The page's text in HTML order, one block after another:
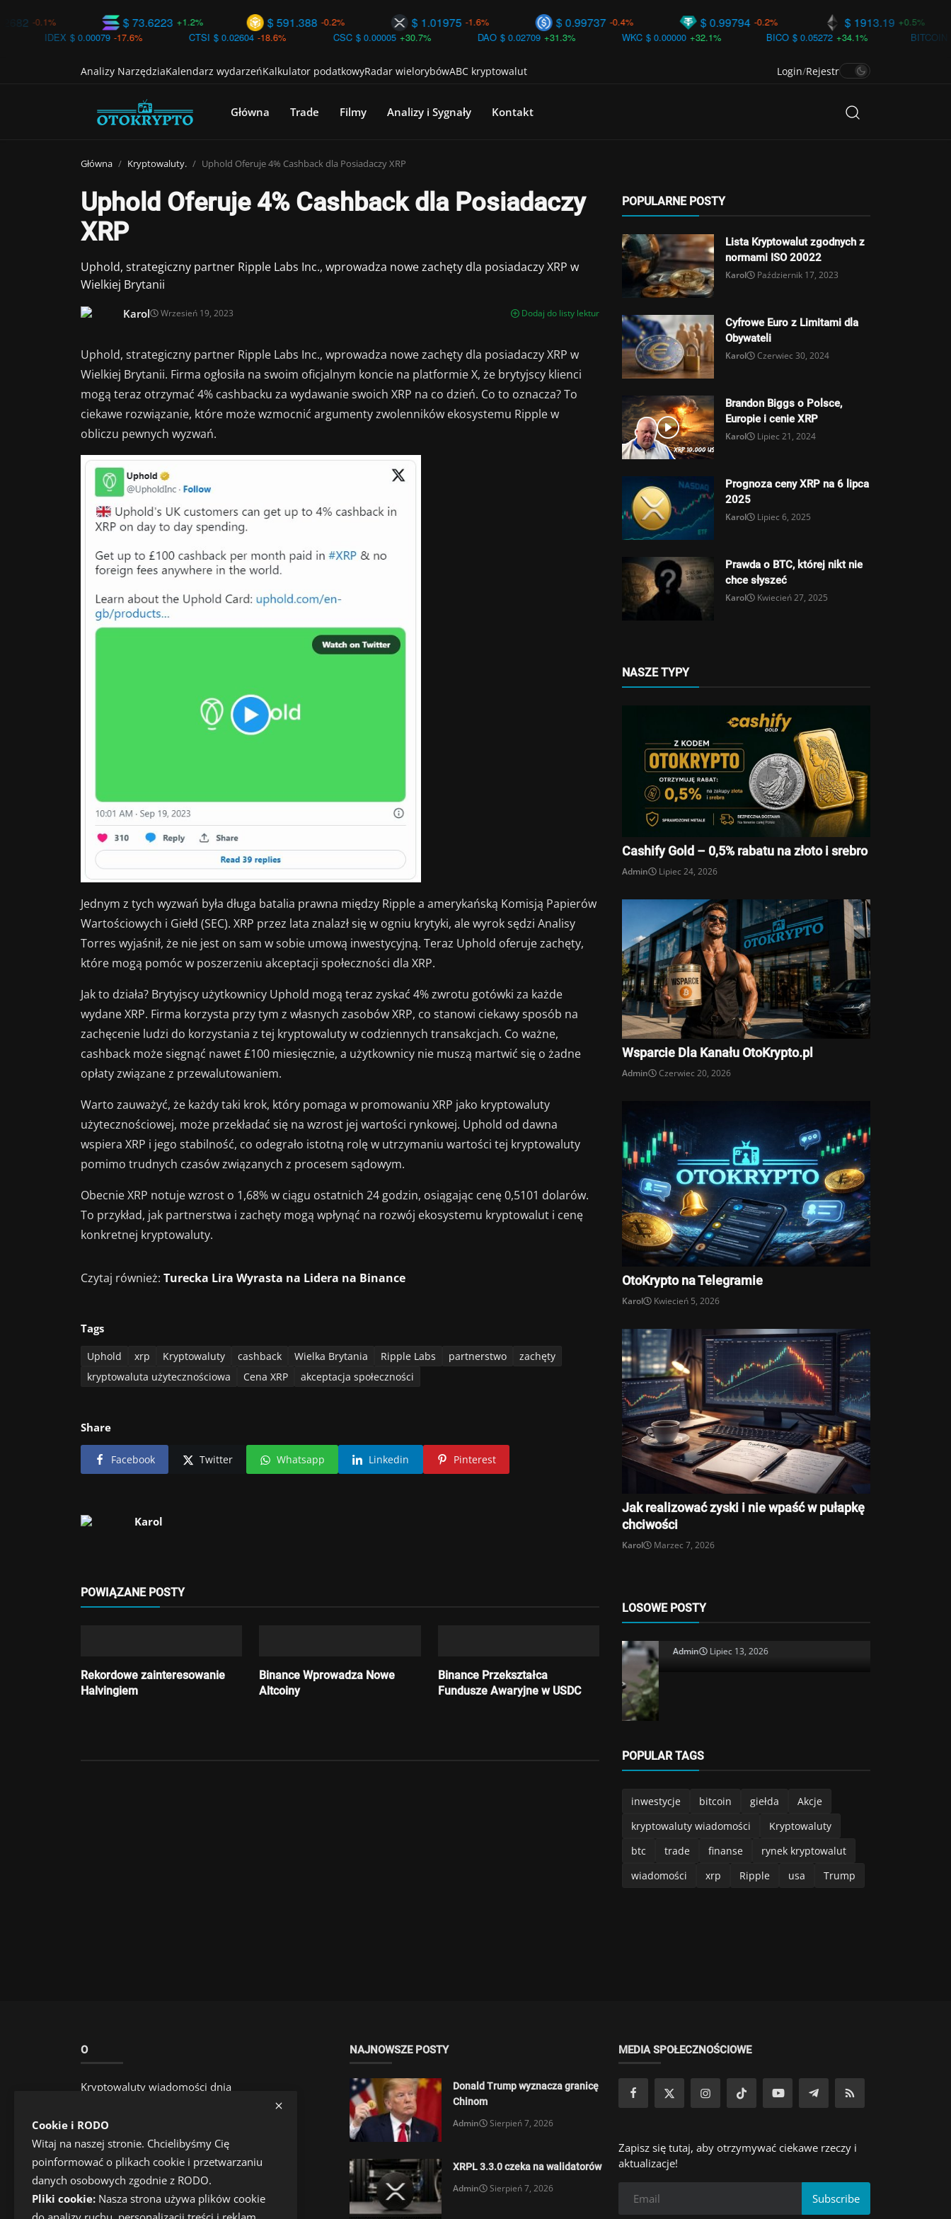
$ 1913.19 +0.5%
$ 0.99794 -0.2%
$ 0.99737 -0.4%
$ 1.01975 -1.6%
$ 591.388 -0.2%
$ 73.6223 +1.2%
BITCOIN
$ 0.01788
BICO $ 0.05272 +34.1%
WKC $ 0.00000 +32.1%
DAO $ 0.02709 +31.3%
CSC $ 0.00005 +30.7%
CTSI $ 0.02604 -18.6%
$ 0.00079 -17.6%
Analizy NarzędziaKalendarz wydarzeńKalkulator podatkowyRadar wielorybówABC kryptowalut Login/Rejestr
Główna Trade Filmy Analizy i Sygnały Kontakt
Główna Kryptowaluty. Uphold Oferuje 4% Cashback dla Posiadaczy XRP
Uphold Oferuje 4% Cashback dla Posiadaczy
XRP
Uphold, strategiczny partner Ripple Labs Inc., wprowadza nowe zachęty dla posiadaczy XRP w
Wielkiej Brytanii
Karol Wrzesień 19, 2023 Dodaj do listy lektur
Uphold, strategiczny partner Ripple Labs Inc., wprowadza nowe zachęty dla posiadaczy XRP w
Wielkiej Brytanii. Firma ogłosiła na swoim oficjalnym koncie na platformie X, że brytyjscy klienci
mogą teraz otrzymać 4% cashbacku za wydawanie swoich XRP na co dzień. Co to oznacza? To
ciekawe rozwiązanie, które może wzmocnić argumenty zwolenników ekosystemu Ripple w
obliczu pewnych wyzwań.
Jednym z tych wyzwań była długa batalia prawna między Ripple a amerykańską Komisją Papierów
Wartościowych i Giełd (SEC). XRP przez lata znalazł się w ogniu krytyki, ale wyrok sędzi Analisy
Torres wyjaśnił, że nie jest on sam w sobie umową inwestycyjną. Teraz Uphold oferuje zachęty,
które mogą pomóc w poszerzeniu akceptacji społeczności dla XRP.
Jak to działa? Brytyjscy użytkownicy Uphold mogą teraz zyskać 4% zwrotu gotówki za każde
wydane XRP. Firma korzysta przy tym z własnych zasobów XRP, co stanowi ciekawy sposób na
zachęcenie ludzi do korzystania z tej kryptowaluty w codziennych transakcjach. Co ważne,
cashback może sięgnąć nawet £100 miesięcznie, a użytkownicy nie muszą martwić się o żadne
opłaty związane z przewalutowaniem.
Warto zauważyć, że każdy taki krok, który pomaga w promowaniu XRP jako kryptowaluty
użytecznościowej, może przekładać się na wzrost jej wartości rynkowej. Uphold od dawna
wspiera XRP i jego stabilność, co odegrało istotną rolę w utrzymaniu wartości tej kryptowaluty
pomimo trudnych czasów związanych z procesem sądowym.
Obecnie XRP notuje wzrost o 1,68% w ciągu ostatnich 24 godzin, osiągając cenę 0,5101 dolarów.
To przykład, jak partnerstwa i zachęty mogą wpłynąć na rozwój ekosystemu kryptowalut i cenę
konkretnej kryptowaluty.
Czytaj również: Turecka Lira Wyrasta na Lidera na Binance
Tags
Uphold xrp Kryptowaluty cashback Wielka Brytania Ripple Labs partnerstwo
zachęty
kryptowaluta użytecznościowa
Cena XRP akceptacja społeczności
Share
Facebook Twitter Whatsapp Linkedin Pinterest
Karol
POWIĄZANE POSTY
Rekordowe zainteresowanie
Halvingiem
Binance Wprowadza Nowe
Altcoiny
Binance Przekształca
Fundusze Awaryjne w USDC
POPULARNE POSTY
Lista Kryptowalut zgodnych z
normami ISO 20022
Karol Październik 17, 2023
Cyfrowe Euro z Limitami dla
Obywateli
Karol Czerwiec 30, 2024
Brandon Biggs o Polsce,
Europie i cenie XRP
Karol Lipiec 21, 2024
Prognoza ceny XRP na 6 lipca
2025
Karol Lipiec 6, 2025
Prawda o BTC, której nikt nie
chce słyszeć
Karol Kwiecień 27, 2025
NASZE TYPY
Cashify Gold – 0,5% rabatu na złoto i srebro
Admin Lipiec 24, 2026
Wsparcie Dla Kanału OtoKrypto.pl
Admin Czerwiec 20, 2026
OtoKrypto na Telegramie
Karol Kwiecień 5, 2026
Jak realizować zyski i nie wpaść w pułapkę
chciwości
Karol Marzec 7, 2026
LOSOWE POSTY
Kryptowaluty
POPULAR TAGS
inwestycje bitcoin
btc
trade finanse
rynek kryptowalut
wiadomości
xrp Ripple usa Trump
XRPL 3.3.0 czeka na walidatorów
Zapisz się tutaj, aby otrzymywać ciekawe rzeczy i
Subscribe
Cookie i RODO
Witaj na naszej stronie. Chcielibyśmy Cię
poinformować o plikach cookie i przetwarzaniu
danych osobowych zgodnie z RODO.
Pliki cookie: Nasza strona używa plików cookie